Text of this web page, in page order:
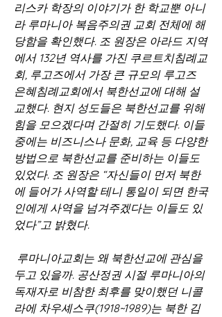
리스카 학장의 이야기가 한 학교뿐 아니
라 루마니아 복음주의권 교회 전체에 해
당함을 확인했다. 조 원장은 아라드 지역
에서 132년 역사를 가진 쿠르트치침례교
회, 루고즈에서 가장 큰 규모의 루고즈
은혜침례교회에서 북한선교에 대해 설
교했다. 현지 성도들은 북한선교를 위해
힘을 모으겠다며 간절히 기도했다. 이들
중에는 비즈니스나 문화, 교육 등 다양한
방법으로 북한선교를 준비하는 이들도
있었다. 조 원장은 “자신들이 먼저 북한
에 들어가 사역할 테니 통일이 되면 한국
인에게 사역을 넘겨주겠다는 이들도 있
었다”고 밝혔다.
두고 있을까. 공산정권 시절 루마니아의
독재자로 비참한 최후를 맞이했던 니콜
라에 차우셰스쿠(1918~1989)는 북한 김